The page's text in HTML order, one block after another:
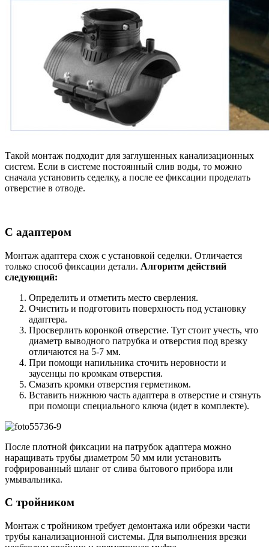
Такой монтаж подходит для заглушенных канализационных
систем. Если в системе постоянный слив воды, то можно
сначала установить седелку, а после ее фиксации проделать
отверстие в отводе.
С адаптером
Монтаж адаптера схож с установкой седелки. Отличается
только способ фиксации детали. Алгоритм действий
следующий:
Определить и отметить место сверления.
Очистить и подготовить поверхность под установку
адаптера.
Просверлить коронкой отверстие. Тут стоит учесть, что
диаметр выводного патрубка и отверстия под врезку
отличаются на 5-7 мм.
При помощи напильника сточить неровности и
заусенцы по кромкам отверстия.
Смазать кромки отверстия герметиком.
Вставить нижнюю часть адаптера в отверстие и стянуть
при помощи специального ключа (идет в комплекте).
После плотной фиксации на патрубок адаптера можно
наращивать трубы диаметром 50 мм или установить
гофрированный шланг от слива бытового прибора или
умывальника.
С тройником
Монтаж с тройником требует демонтажа или обрезки части
трубы канализационной системы. Для выполнения врезки